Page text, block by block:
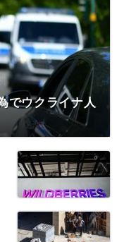
でウクライナ人